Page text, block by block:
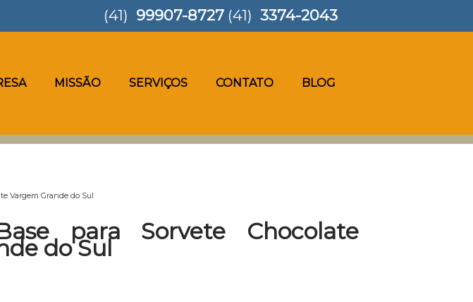
MISSÃO SERVIÇOS CONTATO BLOG
(41) 99907-8727 (41) 3374-2043
Vargem Grande do Sul
para Sorvete Chocolate
do Sul